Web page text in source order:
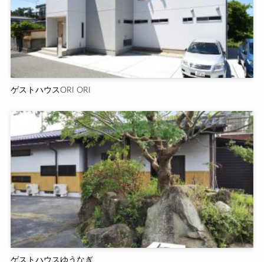
ゲストハウスORI ORI
ゲストハウスゆうなぎ